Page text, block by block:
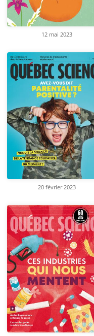
12 mai 2023
20 février 2023